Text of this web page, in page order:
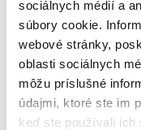
sociálnych médií a
súbory cookie.
webové stránky,
oblasti sociálnych
môžu príslušné
údajmi, ktoré ste im
keď ste používali ich
Doplnky
Výpredaj
Predajne
Kontakt
Detail produktu